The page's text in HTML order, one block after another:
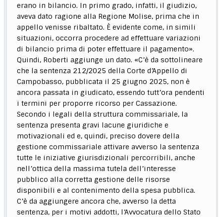
erano in bilancio. In primo grado, infatti, il giudizio,
aveva dato ragione alla Regione Molise, prima che in
appello venisse ribaltato. È evidente come, in simili
situazioni, occorra procedere ad effettuare variazioni
di bilancio prima di poter effettuare il pagamento».
Quindi, Roberti aggiunge un dato. «C’è da sottolineare
che la sentenza 212/2025 della Corte d’Appello di
Campobasso, pubblicata il 25 giugno 2025, non è
ancora passata in giudicato, essendo tutt’ora pendenti
i termini per proporre ricorso per Cassazione.
Secondo i legali della struttura commissariale, la
sentenza presenta gravi lacune giuridiche e
motivazionali ed e, quindi, preciso dovere della
gestione commissariale attivare avverso la sentenza
tutte le iniziative giurisdizionali percorribili, anche
nell’ottica della massima tutela dell’interesse
pubblico alla corretta gestione delle risorse
disponibili e al contenimento della spesa pubblica.
C’è da aggiungere ancora che, avverso la detta
sentenza, per i motivi addotti, l’Avvocatura dello Stato